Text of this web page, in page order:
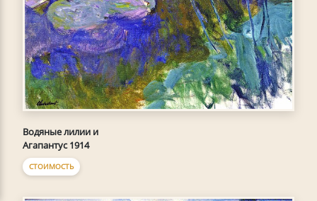
Водяные лилии и
Агапантус 1914
СТОИМОСТЬ